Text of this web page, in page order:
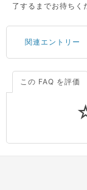
了するまでお待ちく
関連エントリー
サーバーが重
CPUやメモリ
この FAQ を評価